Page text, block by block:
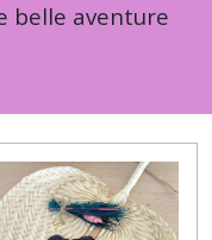
belle aventure